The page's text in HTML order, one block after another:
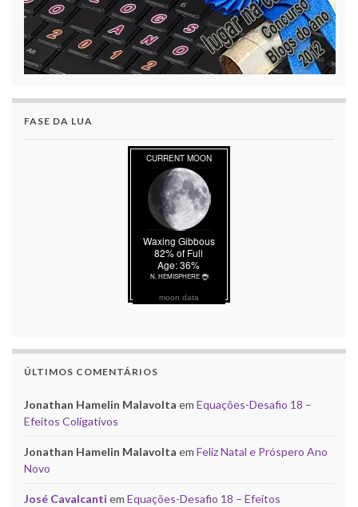
FASE DA LUA
moon data
ÚLTIMOS COMENTÁRIOS
Jonathan Hamelin Malavolta em Equações-Desafio 18 –
Efeitos Coligativos
Jonathan Hamelin Malavolta em Feliz Natal e Próspero Ano
Novo
José Cavalcanti em Equações-Desafio 18 – Efeitos